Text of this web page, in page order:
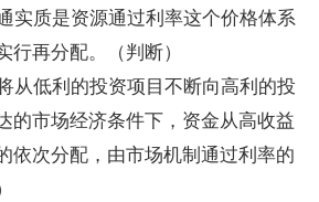
质是资源通过利率这个价格体系
再分配。（判断）
低利的投资项目不断向高利的投
的市场经济条件下，资金从高收益
依次分配，由市场机制通过利率的